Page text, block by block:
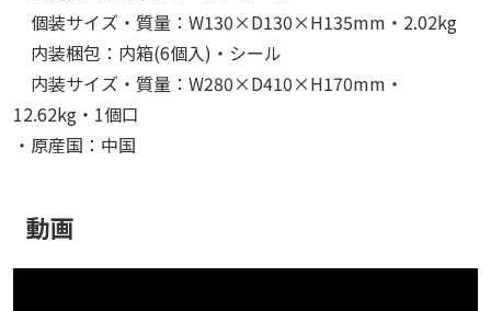
個装サイズ・質量：W130×D130×H135mm・2.02kg
内装梱包：内箱(6個入)・シール
内装サイズ・質量：W280×D410×H170mm・
12.62kg・1個口
・原産国：中国
動画